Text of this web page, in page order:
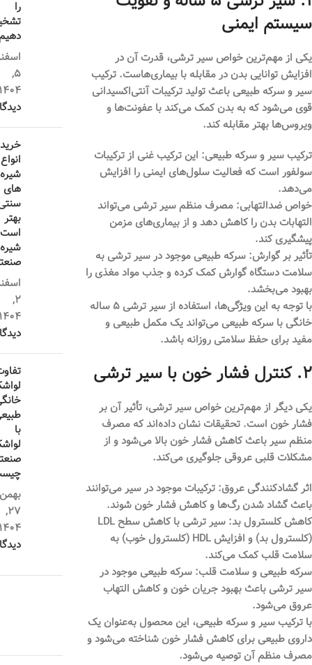
سیستم ایمنی
یکی از مهم‌ترین خواص سیر ترشی، قدرت آن در
افزایش توانایی بدن در مقابله با بیماری‌هاست. ترکیب
سیر و سرکه طبیعی باعث تولید ترکیبات آنتی‌اکسیدانی
قوی می‌شود که به بدن کمک می‌کند با عفونت‌ها و
ویروس‌ها بهتر مقابله کند.
ترکیب سیر و سرکه طبیعی: این ترکیب غنی از ترکیبات
سولفور است که فعالیت سلول‌های ایمنی را افزایش
می‌دهد.
خواص ضدالتهابی: مصرف منظم سیر ترشی می‌تواند
التهابات بدن را کاهش دهد و از بیماری‌های مزمن
پیشگیری کند.
تأثیر بر گوارش: سرکه طبیعی موجود در سیر ترشی به
سلامت دستگاه گوارش کمک کرده و جذب مواد مغذی را
بهبود می‌بخشد.
با توجه به این ویژگی‌ها، استفاده از سیر ترشی ۵ ساله
خانگی با سرکه طبیعی می‌تواند یک مکمل طبیعی و
مفید برای حفظ سلامتی روزانه باشد.
۲. کنترل فشار خون با سیر ترشی
یکی دیگر از مهم‌ترین خواص سیر ترشی، تأثیر آن بر
فشار خون است. تحقیقات نشان داده‌اند که مصرف
منظم سیر باعث کاهش فشار خون بالا می‌شود و از
مشکلات قلبی عروقی جلوگیری می‌کند.
اثر گشادکنندگی عروق: ترکیبات موجود در سیر می‌توانند
باعث گشاد شدن رگ‌ها و کاهش فشار خون شوند.
کاهش کلسترول بد:
سیر ترشی با کاهش سطح LDL
(کلسترول بد) و افزایش HDL (کلسترول خوب) به
سلامت قلب کمک می‌کند.
سرکه طبیعی و سلامت قلب: سرکه طبیعی موجود در
سیر ترشی باعث بهبود جریان خون و کاهش التهاب
عروق می‌شود.
با ترکیب سیر و سرکه طبیعی، این محصول به‌عنوان یک
داروی طبیعی برای کاهش فشار خون شناخته می‌شود و
مصرف منظم آن توصیه می‌شود.
را
5,
خرید
انواع
شیره‌
های
بهتر
است
شیره
2,
با
27,